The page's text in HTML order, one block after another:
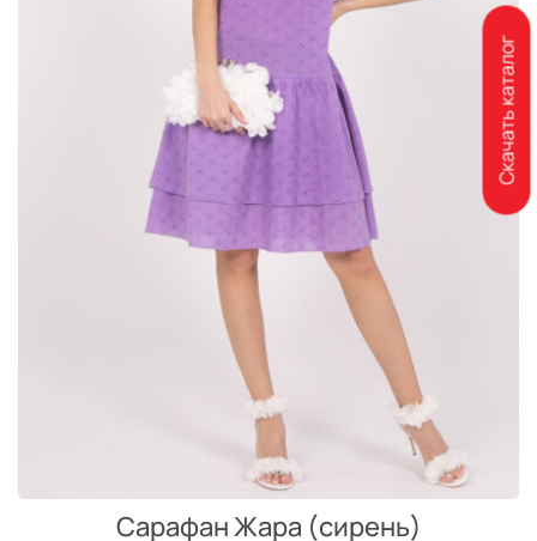
Сарафан Жара (сирень)
Скачать каталог